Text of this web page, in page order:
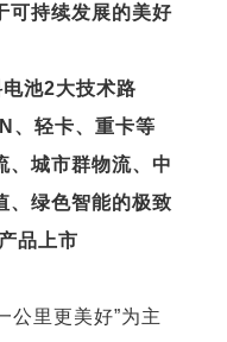
可持续发展的美好
池2大技术路
、轻卡、重卡等
、城市群物流、中
、绿色智能的极致
品上市
公里更美好”为主